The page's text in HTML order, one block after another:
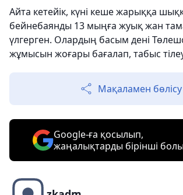
Айта кетейік, күні кеше жарыққа
бейнебаянды 13 мыңға жуық жан
үлгерген. Олардың басым дені
жұмысын жоғары бағалап, табыс
Мақаламен бөлісу
Google-ға қосылып,
жаңалықтарды бірінші